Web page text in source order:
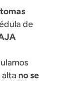
tomas
de
alta no se